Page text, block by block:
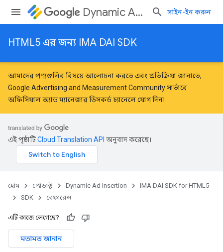
Dynamic Ad Insertion সাইন-ইন করুন
HTML5 এর জন্য IMA DAI SDK
আমাদের পণ্যগুলির বিষয়ে আলোচনা করতে এবং প্রতিক্রিয়া জানাতে,
Google Advertising and Measurement Communityসার্ভারে
অফিসিয়াল অ্যাড ম্যানেজার ডিসকর্ড চ্যানেলে যোগ দিন৷
এই পৃষ্ঠাটিCloud Translation API অনুবাদ করেছে।
হোম প্রোডাক্ট Dynamic Ad Insertion
IMA DAI SDK for HTML5
SDK
রেফারেন্স
এটি কাজে লেগেছে?
মতামত জানান